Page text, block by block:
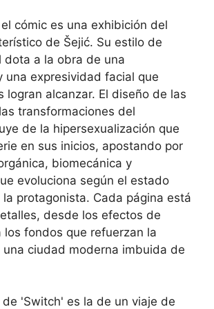
cómic es una exhibición del
de Šejić. Su estilo de
dota a la obra de una
una expresividad facial que
logran alcanzar. El diseño de las
transformaciones del
de la hipersexualización que
en sus inicios, apostando por
biomecánica y
evoluciona según el estado
protagonista. Cada página está
desde los efectos de
los fondos que refuerzan la
ciudad moderna imbuida de
'Switch' es la de un viaje de